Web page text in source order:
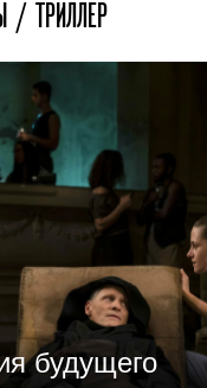
/ ТРИЛЛЕР
будущего